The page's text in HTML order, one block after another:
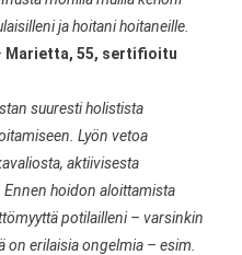
ja hoitani hoitaneille.
Marietta, 55, sertifioitu
suuresti holistista
Lyön vetoa
aktiivisesta
hoidon aloittamista
potilailleni – varsinkin
on erilaisia ongelmia – esim.